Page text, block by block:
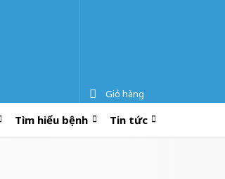
Giỏ hàng
Tìm hiểu bệnh Tin tức